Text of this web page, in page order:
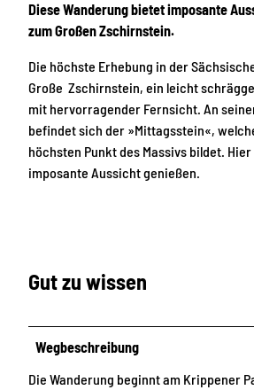
Diese Wanderung bietet imposante
zum Großen Zschirnstein.
Die höchste Erhebung in der
Große Zschirnstein, ein leicht
mit hervorragender Fernsicht. An
befindet sich der »Mittagsstein«,
höchsten Punkt des Massivs bildet.
imposante Aussicht genießen.
Gut zu wissen
Wegbeschreibung
Die Wanderung beginnt am Krippener